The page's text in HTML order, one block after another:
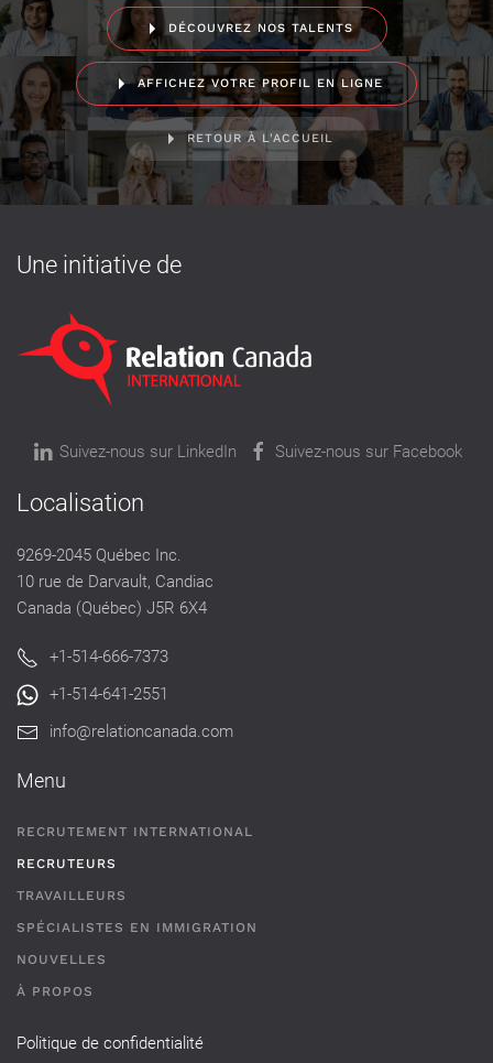
DÉCOUVREZ NOS TALENTS
AFFICHEZ VOTRE PROFIL EN LIGNE
RETOUR À L'ACCUEIL
Une initiative de
Suivez-nous sur LinkedIn Suivez-nous sur Facebook
Localisation
9269-2045 Québec Inc.
10 rue de Darvault, Candiac
Canada (Québec) J5R 6X4
+1-514-666-7373
+1-514-641-2551
info@relationcanada.com
Menu
RECRUTEMENT INTERNATIONAL
RECRUTEURS
TRAVAILLEURS
SPÉCIALISTES EN IMMIGRATION
NOUVELLES
À PROPOS
Politique de confidentialité